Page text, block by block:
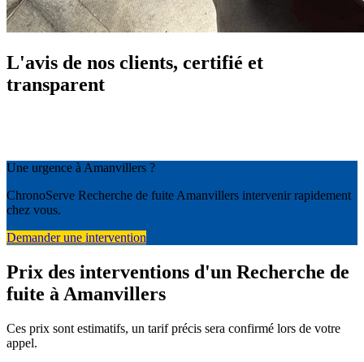
L'avis de nos clients, certifié et
transparent
Une urgence à Amanvillers ?
ChronoServe Recherche de fuite Amanvillers intervenir rapidement
chez vous.
Demander une intervention
Prix des interventions d'un Recherche de
fuite à Amanvillers
Ces prix sont estimatifs, un tarif précis sera confirmé lors de votre
appel.